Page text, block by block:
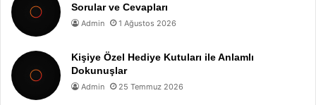
Sorular ve Cevapları
Admin 1 Ağustos 2026
Kişiye Özel Hediye Kutuları ile Anlamlı
Dokunuşlar
Admin 25 Temmuz 2026